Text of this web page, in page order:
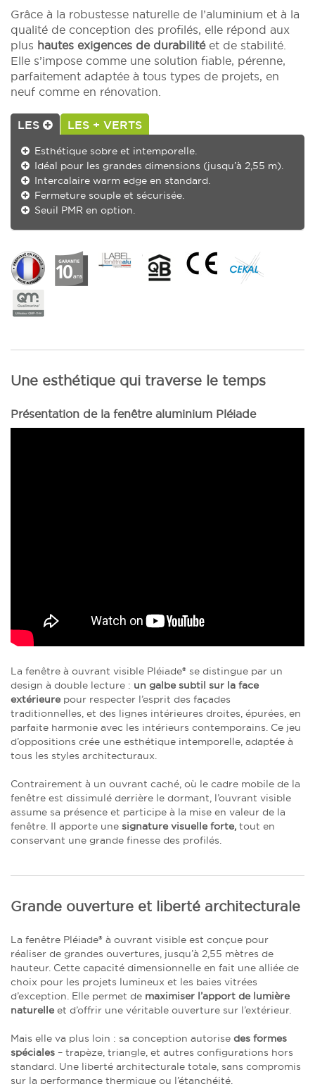
Grâce à la robustesse naturelle de l’aluminium et à la
qualité de conception des profilés, elle répond aux
plus hautes exigences de durabilitéet de stabilité.
Elle s’impose comme une solution fiable, pérenne,
parfaitement adaptée à tous types de projets, en
neuf comme en rénovation.
LES LES + VERTS
Esthétique sobre et intemporelle.
Idéal pour les grandes dimensions (jusqu’à 2,55 m).
Intercalaire warm edge en standard.
Fermeture souple et sécurisée.
Seuil PMR en option.
Une esthétique qui traverse le temps
Présentation de la fenêtre aluminium Pléiade
La fenêtre à ouvrant visible Pléiade® se distingue par un
design à double lecture : un galbe subtil sur la face
extérieure pour respecter l’esprit des façades
traditionnelles, et des lignes intérieures droites, épurées, en
parfaite harmonie avec les intérieurs contemporains. Ce jeu
d’oppositions crée une esthétique intemporelle, adaptée à
tous les styles architecturaux.
Contrairement à un ouvrant caché, où le cadre mobile de la
fenêtre est dissimulé derrière le dormant, l’ouvrant visible
assume sa présence et participe à la mise en valeur de la
fenêtre. Il apporte une signature visuelle forte, tout en
conservant une grande finesse des profilés.
Grande ouverture et liberté architecturale
La fenêtre Pléiade® à ouvrant visible est conçue pour
réaliser de grandes ouvertures, jusqu’à 2,55 mètres de
hauteur. Cette capacité dimensionnelle en fait une alliée de
choix pour les projets lumineux et les baies vitrées
d’exception. Elle permet de maximiser l’apport de lumière
naturelleet d’offrir une véritable ouverture sur l’extérieur.
Mais elle va plus loin : sa conception autorise des formes
spéciales – trapèze, triangle, et autres configurations hors
standard. Une liberté architecturale totale, sans compromis
sur la performance thermique ou l’étanchéité.